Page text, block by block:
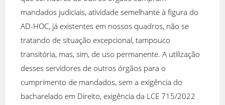
mandados judiciais, atividade semelhante à figura do
AD-HOC, já existentes em nossos quadros, não se
tratando de situação excepcional, tampouco
transitória, mas, sim, de uso permanente. A utilização
desses servidores de outros órgãos para o
cumprimento de mandados, sem a exigência do
bacharelado em Direito, exigência da LCE 715/2022